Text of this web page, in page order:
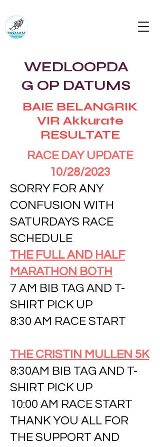
WEDLOOPDA
G OP DATUMS
BAIE BELANGRIK
VIR Akkurate
RESULTATE
RACE DAY UPDATE
10/28/2023
SORRY FOR ANY
CONFUSION WITH
SATURDAYS RACE
SCHEDULE
THE FULL AND HALF
MARATHON BOTH
7 AM BIB TAG AND T-
SHIRT PICK UP
8:30 AM RACE START
THE CRISTIN MULLEN 5K
8:30AM BIB TAG AND T-
SHIRT PICK UP
10:00 AM RACE START
THANK YOU ALL FOR
THE SUPPORT AND